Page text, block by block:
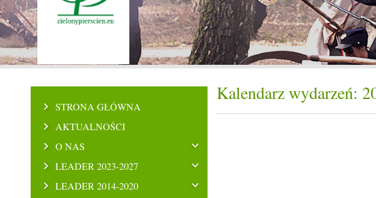
STRONA GŁÓWNA
AKTUALNOŚCI
O NAS
LEADER 2023-2027
LEADER 2014-2020
Kalendarz wydarzeń: